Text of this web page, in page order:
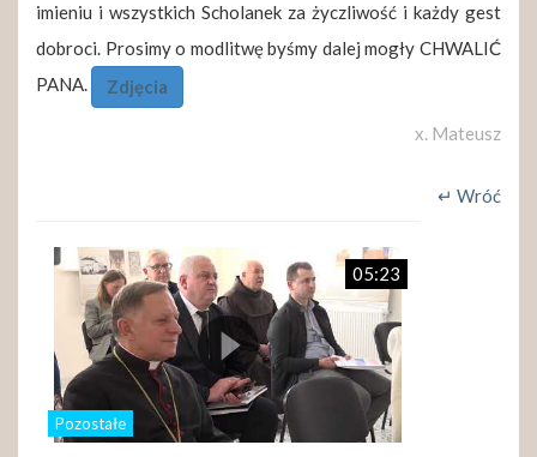
imieniu i wszystkich Scholanek za życzliwość i każdy gest
dobroci. Prosimy o modlitwę byśmy dalej mogły CHWALIĆ
PANA.
Zdjęcia
x. Mateusz
↵ Wróć
Pozostałe
05:23